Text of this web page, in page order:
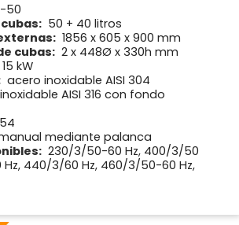
50
50 + 40 litros
1856 x 605 x 900 mm
cubas: 2 x 448Ø x 330h mm
kW
acero inoxidable AISI 304
AISI 316 con fondo
mediante palanca
230/3/50-60 Hz, 400/3/50
Hz, 440/3/60 Hz, 460/3/50-60 Hz,